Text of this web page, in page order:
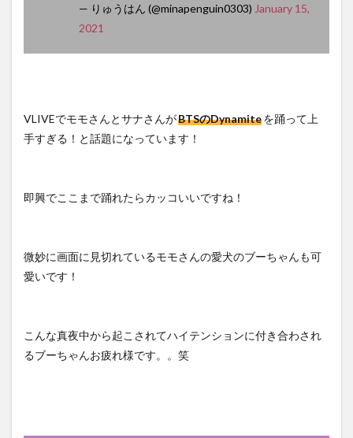
— りゅうはん (@minapenguin0303) January 15,
2021
VLIVEでモモさんとサナさんがBTSのDynamiteを踊って上
手すぎる！と話題になっています！
即興でここまで踊れたらカッコいいですね！
微妙に画面に見切れているモモさんの愛犬のブーちゃんも可
愛いです！
こんな真夜中から起こされてハイテンションに付き合わされ
るブーちゃんお疲れ様です。。笑